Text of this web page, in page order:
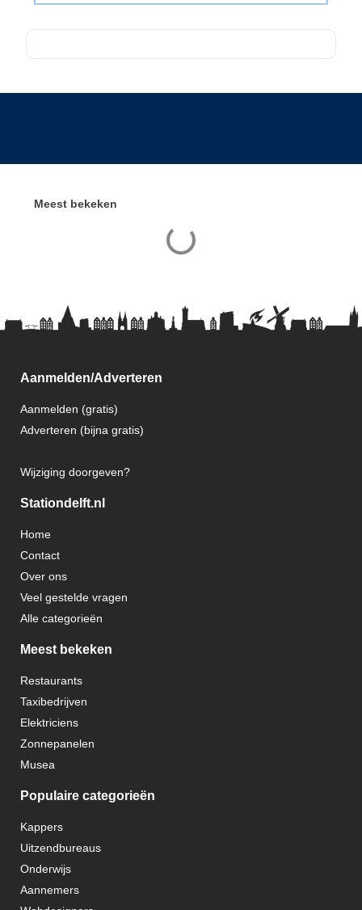
Meest bekeken
Aanmelden/Adverteren
Aanmelden (gratis)
Adverteren (bijna gratis)
Wijziging doorgeven?
Stationdelft.nl
Home
Contact
Over ons
Veel gestelde vragen
Alle categorieën
Meest bekeken
Restaurants
Taxibedrijven
Elektriciens
Zonnepanelen
Musea
Populaire categorieën
Kappers
Uitzendbureaus
Onderwijs
Aannemers